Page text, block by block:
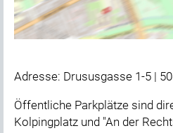
Adresse: Drususgasse 1-5 |
Öffentliche Parkplätze sind
Kolpingplatz und "An der